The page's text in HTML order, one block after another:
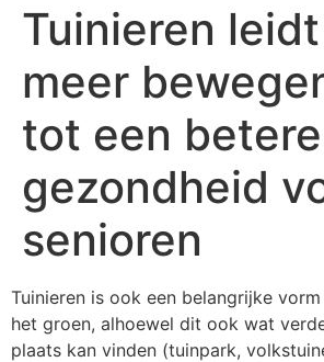
Tuinieren
meer
tot een betere
gezondheid
senioren
Tuinieren is ook een belangrijke
het groen, alhoewel dit ook wat
plaats kan vinden (tuinpark,